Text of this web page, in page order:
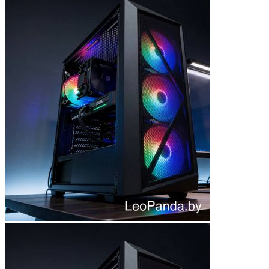
Наборы клавиатура и мышь
Коврики для мыши
Мультимедиа
Акустика
Наушники и гарнитуры